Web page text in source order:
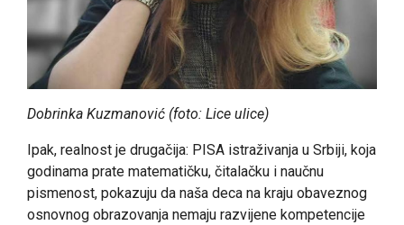
Dobrinka Kuzmanović (foto: Lice ulice)
Ipak, realnost je drugačija: PISA istraživanja u Srbiji, koja
godinama prate matematičku, čitalačku i naučnu
pismenost, pokazuju da naša deca na kraju obaveznog
osnovnog obrazovanja nemaju razvijene kompetencije